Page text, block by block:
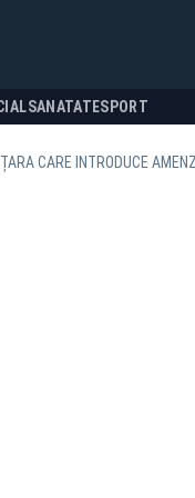
SANATATESPORT
ȚARA CARE INTRODUCE